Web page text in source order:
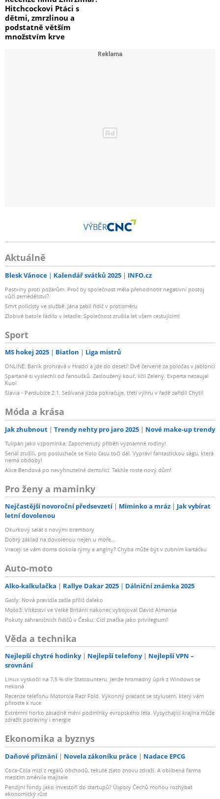
Hitchcockovi Ptáci s
dětmi, zmrzlinou a
podstatně větším
množstvím krve
VÝBĚR
Aktuálně
Blesk Vánoce Kalendář svátků 2025 INFO.cz
Pastviny proti požárům. Proč by společnost měla přehodnotit negativní postoj
vůči zemědělství?
Smrt policisty ve službě: Jána zabil řidič v protisměru
Zlobivé batole řádilo v letadle: Společnost zrušila let všem cestujícím!
Sport
MS hokej 2025 Biatlon Liga mistrů
ONLINE: Baník prohrává v Hradci a jde do deseti! Dvě červené za poločas v Jablonci
Sparťané si vyslechli od fanoušků. Zasloužený kouř, líčil Zelený. Experta nezaujal
Kuol
Slavia - Pardubice 2:1. Sešívaná jízda pokračuje, třetí výhru v řadě zařídil Chytil
Móda a krása
Jak zhubnout Trendy nehty pro jaro 2025 Nové make-up trendy
Tulipán jako vzpomínka: Zapomenutý příběh významné rodiny!
Seriál zrušili, pro posluchače se Kolo času točí dál. Vypráví fantastickou ságu, která
nemá obdoby!
Alice Bendová po nevyhnutelné demolici: Takhle roste nový dům!
Pro ženy a maminky
Nejčastější novoroční předsevzetí Miminko a mráz
Jak vybírat
letní dovolenou
Okurkový salát s novými brambory
Dobrý základ na dovolenou nejen u moře...
Vracejí se vám doma dokola rýmy a angíny? Chyba může být v zubním kartáčku
Auto-moto
Alko-kalkulačka Rallye Dakar 2025 Dálniční známka 2025
Gasly: Nová pravidla zašla příliš daleko
Moto3: Vítězství ve Velké Británii nakonec vybojoval David Almansa
Pokuty zahraničních řidičů v Česku: Cizí značka jako privilegium?
Věda a technika
Nejlepší chytré hodinky Nejlepší telefony
Nejlepší VPN –
srovnání
Linux vyskočil na 7,5 % dle Statcounteru. Jenže hromadný úprk z Windows se
nekoná
Recenze telefonu Motorola Razr Fold. Výkonný pracant se stylusem, který vám
přiroste k ruce
Extrémní horko zásadně mění podmínky evropského léta. Vysychající krajina může
zdražit potraviny i energie
Ekonomika a byznys
Daňové přiznání Novela zákoníku práce Nadace EPCG
Coca-Cola mizí z regálů obchodů, tekuté zlato znovu zdraží. A oblíbená farma
mezitím změnila majitele
Penzijní fondy jako investoři do startupů? Úspory Čechů mohou rozhýbat
ekonomický růst